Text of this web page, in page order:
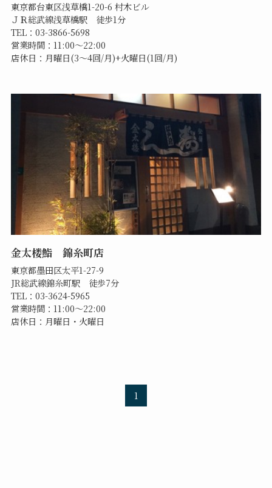
東京都台東区浅草橋1-20-6 村木ビル
ＪＲ総武線浅草橋駅 徒歩1分
TEL：03-3866-5698
営業時間：11:00～22:00
店休日：月曜日(3～4回/月)+火曜日(1回/月)
金太楼鮨 錦糸町店
東京都墨田区太平1-27-9
JR総武線錦糸町駅 徒歩7分
TEL：03-3624-5965
営業時間：11:00～22:00
店休日：月曜日・火曜日
1